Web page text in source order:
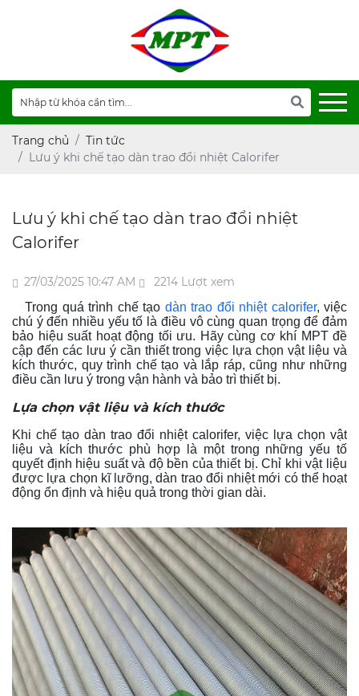
Trang chủ
Tin tức
Lưu ý khi chế tạo dàn trao đổi nhiệt Calorifer
Lưu ý khi chế tạo dàn trao đổi nhiệt
Calorifer
27/03/2025 10:47 AM 2214 Lượt xem
Trong quá trình chế tạo dàn trao đổi nhiệt calorifer, việc
chú ý đến nhiều yếu tố là điều vô cùng quan trọng để đảm
bảo hiệu suất hoạt động tối ưu. Hãy cùng cơ khí MPT đề
cập đến các lưu ý cần thiết trong việc lựa chọn vật liệu và
kích thước, quy trình chế tạo và lắp ráp, cũng như những
điều cần lưu ý trong vận hành và bảo trì thiết bị.
Lựa chọn vật liệu và kích thước
Khi chế tạo dàn trao đổi nhiệt calorifer, việc lựa chọn vật
liệu và kích thước phù hợp là một trong những yếu tố
quyết định hiệu suất và độ bền của thiết bị. Chỉ khi vật liệu
được lựa chọn kĩ lưỡng, dàn trao đổi nhiệt mới có thể hoạt
động ổn định và hiệu quả trong thời gian dài.